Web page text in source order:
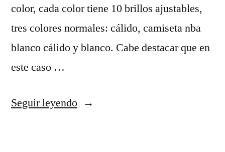
color, cada color tiene 10 brillos ajustables,
tres colores normales: cálido, camiseta nba
blanco cálido y blanco. Cabe destacar que en
este caso …
Seguir leyendo«camiseta